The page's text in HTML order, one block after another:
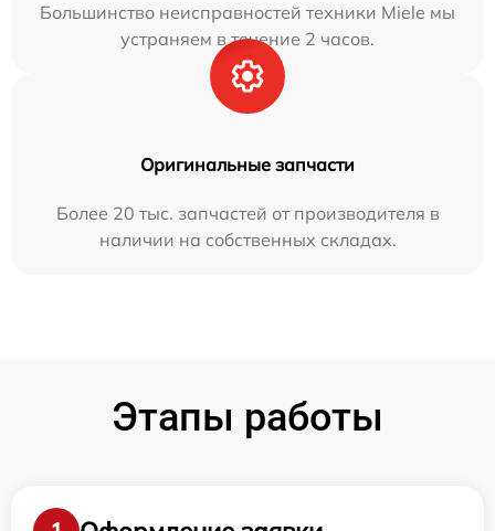
Большинство неисправностей техники Miele мы
устраняем в течение 2 часов.
Оригинальные запчасти
Более 20 тыс. запчастей от производителя в
наличии на собственных складах.
Этапы работы